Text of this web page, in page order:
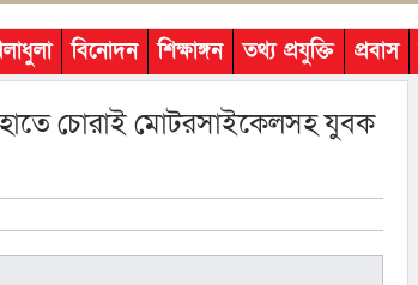
বিনোদন শিক্ষাঙ্গন তথ্য প্রযুক্তি প্রবাস
হাতে চোরাই মোটরসাইকেলসহ যুবক